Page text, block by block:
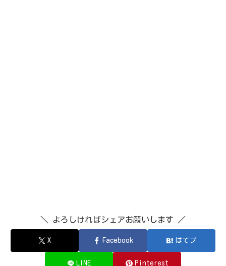
＼ よろしければシェアお願いします ／
X Facebook はてブ
LINE Pinterest